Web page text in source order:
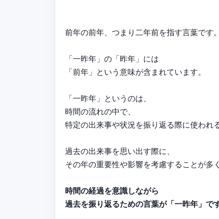
前年の前年、つまり二年前を指す言葉です。
「一昨年」の「昨年」には
「前年」という意味が含まれています。
「一昨年」というのは、
時間の流れの中で、
特定の出来事や状況を振り返る際に使われ
過去の出来事を思い出す際に、
その年の重要性や影響を考慮することが多く
時間の経過を意識しながら
過去を振り返るための言葉が「一昨年」です